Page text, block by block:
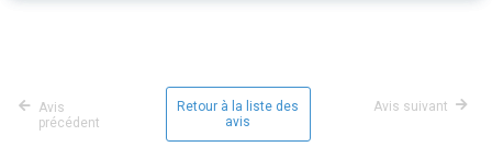
Avis
précédent
Retour à la liste des
avis
Avis suivant